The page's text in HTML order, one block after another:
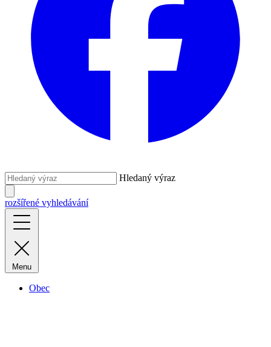
Hledaný výraz
rozšířené vyhledávání
Menu
Obec